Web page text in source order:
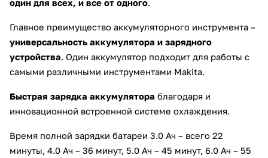
один для всех, и все от одного.
Главное преимущество аккумуляторного инструмента –
универсальность аккумулятора и зарядного
устройства. Один аккумулятор подходит для работы с
самыми различными инструментами Makita.
Быстрая зарядка аккумулятора благодаря и
инновационной встроенной системе охлаждения.
Время полной зарядки батареи 3.0 Ач – всего 22
минуты, 4.0 Ач – 36 минут, 5.0 Ач – 45 минут, 6.0 Ач – 55